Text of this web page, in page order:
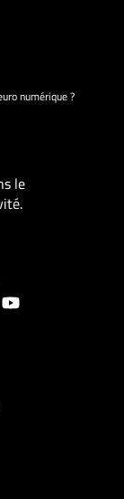
numérique ?
le